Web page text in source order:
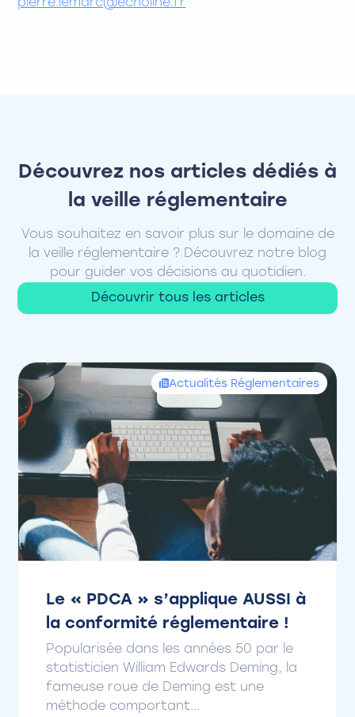
pierre.lemarc@echoline.fr
Découvrez nos articles dédiés à
la veille réglementaire
Vous souhaitez en savoir plus sur le domaine de
la veille réglementaire ? Découvrez notre blog
pour guider vos décisions au quotidien.
Découvrir tous les articles
Actualités Réglementaires
Le « PDCA » s’applique AUSSI à
la conformité réglementaire !
Popularisée dans les années 50 par le
statisticien William Edwards Deming, la
fameuse roue de Deming est une
méthode comportant...